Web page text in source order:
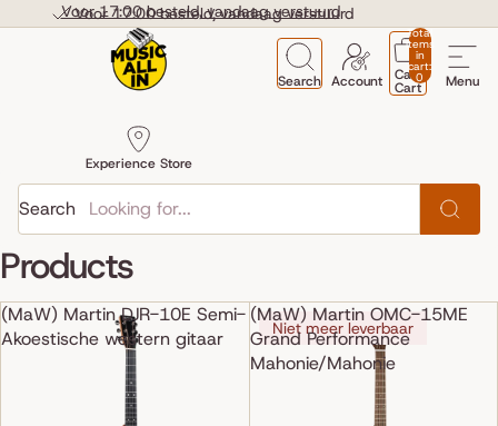
Voor 17:00 besteld, vandaag verstuurd
Voor 17:00 besteld, vandaag verstuurd
Menu
Search
Experience Store
Account
Total
items
in
cart:
0
Cart
Cart
Search
Products
(MaW) Martin DJR-10E Semi-
Akoestische western gitaar
(MaW) Martin OMC-15ME
Grand Performance
Mahonie/Mahonie
Niet meer leverbaar